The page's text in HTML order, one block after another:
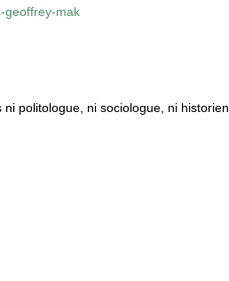
geoffrey-mak
politologue, ni sociologue, ni historien.